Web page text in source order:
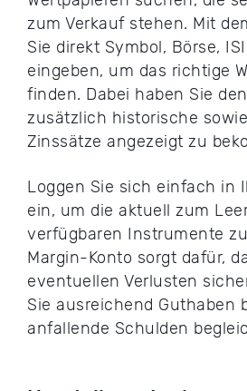
zum Verkauf stehen. Mit
Sie direkt Symbol, Börse,
eingeben, um das richtige
finden. Dabei haben Sie
zusätzlich historische
Zinssätze angezeigt zu
Loggen Sie sich einfach in
ein, um die aktuell zum
verfügbaren Instrumente
Margin-Konto sorgt dafür,
eventuellen Verlusten
Sie ausreichend Guthaben
anfallende Schulden